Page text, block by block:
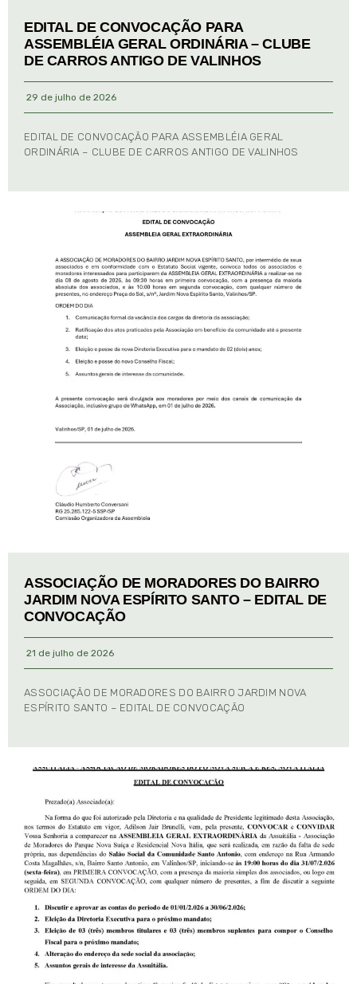
EDITAL DE CONVOCAÇÃO PARA
ASSEMBLÉIA GERAL ORDINÁRIA – CLUBE
DE CARROS ANTIGO DE VALINHOS
29 de julho de 2026
EDITAL DE CONVOCAÇÃO PARA ASSEMBLÉIA GERAL
ORDINÁRIA – CLUBE DE CARROS ANTIGO DE VALINHOS
ASSOCIAÇÃO DE MORADORES DO BAIRRO
JARDIM NOVA ESPÍRITO SANTO – EDITAL DE
CONVOCAÇÃO
21 de julho de 2026
ASSOCIAÇÃO DE MORADORES DO BAIRRO JARDIM NOVA
ESPÍRITO SANTO – EDITAL DE CONVOCAÇÃO